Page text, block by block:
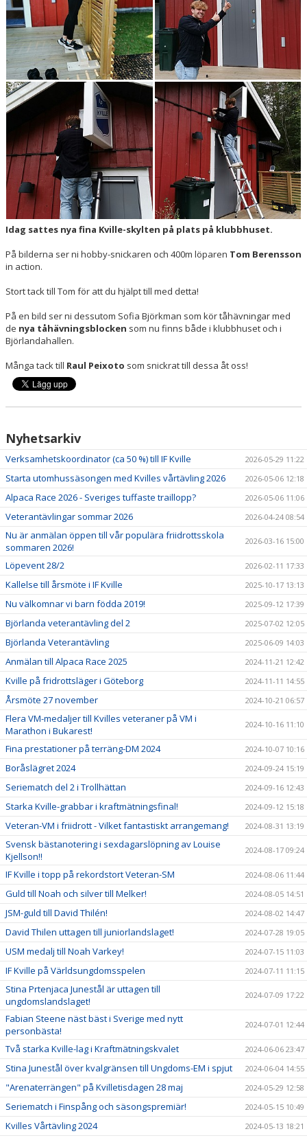
BOKNINGAR
Idag sattes nya fina Kville-skylten på plats på klubbhuset.
På bilderna ser ni hobby-snickaren och 400m löparen Tom Berensson
in action.
Stort tack till Tom för att du hjälpt till med detta!
På en bild ser ni dessutom Sofia Björkman som kör tåhävningar med
de nya tåhävningsblocken som nu finns både i klubbhuset och i
Björlandahallen.
Många tack till Raul Peixoto som snickrat till dessa åt oss!
Nyhetsarkiv
Verksamhetskoordinator (ca 50 %) till IF Kville 2026-05-29 11:22
Starta utomhussäsongen med Kvilles vårtävling 2026 2026-05-06 12:18
Alpaca Race 2026 - Sveriges tuffaste traillopp? 2026-05-06 11:06
Veterantävlingar sommar 2026 2026-04-24 08:54
Nu är anmälan öppen till vår populära friidrottsskola
sommaren 2026!
2026-03-16 15:00
Löpevent 28/2 2026-02-11 17:33
Kallelse till årsmöte i IF Kville 2025-10-17 13:13
Nu välkomnar vi barn födda 2019! 2025-09-12 17:39
Björlanda veterantävling del 2 2025-07-02 12:05
Björlanda Veterantävling 2025-06-09 14:03
Anmälan till Alpaca Race 2025 2024-11-21 12:42
Kville på fridrottsläger i Göteborg 2024-11-11 14:55
Årsmöte 27 november 2024-10-21 06:57
Flera VM-medaljer till Kvilles veteraner på VM i
Marathon i Bukarest!
2024-10-16 11:10
Fina prestationer på terräng-DM 2024 2024-10-07 10:16
Boråslägret 2024 2024-09-24 15:19
Seriematch del 2 i Trollhättan 2024-09-16 12:43
Starka Kville-grabbar i kraftmätningsfinal! 2024-09-12 15:18
Veteran-VM i friidrott - Vilket fantastiskt arrangemang! 2024-08-31 13:19
Svensk bästanotering i sexdagarslöpning av Louise
Kjellson!!
2024-08-17 09:24
IF Kville i topp på rekordstort Veteran-SM 2024-08-06 11:44
Guld till Noah och silver till Melker! 2024-08-05 14:51
JSM-guld till David Thilén! 2024-08-02 14:47
David Thilen uttagen till juniorlandslaget! 2024-07-28 19:05
USM medalj till Noah Varkey! 2024-07-15 11:03
IF Kville på Världsungdomsspelen 2024-07-11 11:15
Stina Prtenjaca Junestål är uttagen till
ungdomslandslaget!
2024-07-09 17:22
Fabian Steene näst bäst i Sverige med nytt
personbästa!
2024-07-01 12:44
Två starka Kville-lag i Kraftmätningskvalet 2024-06-06 23:47
Stina Junestål över kvalgränsen till Ungdoms-EM i spjut 2024-06-04 14:55
"Arenaterrängen" på Kvilletisdagen 28 maj 2024-05-29 12:58
Seriematch i Finspång och säsongspremiär! 2024-05-15 10:49
Kvilles Vårtävling 2024 2024-05-13 18:21